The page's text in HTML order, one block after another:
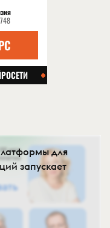
для
запускает